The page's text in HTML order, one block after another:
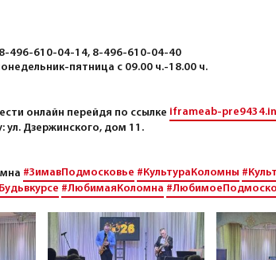
496-610-04-14, 8-496-610-04-40
пятница с 09.00 ч.-18.00 ч.
онлайн перейдя по ссылке iframeab-
ул. Дзержинского, дом 11.
#ЗимавПодмосковье #КультураКоломны
#ЛюбимаяКоломна